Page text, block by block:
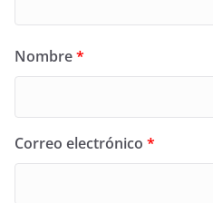
Nombre*
Correo electrónico *